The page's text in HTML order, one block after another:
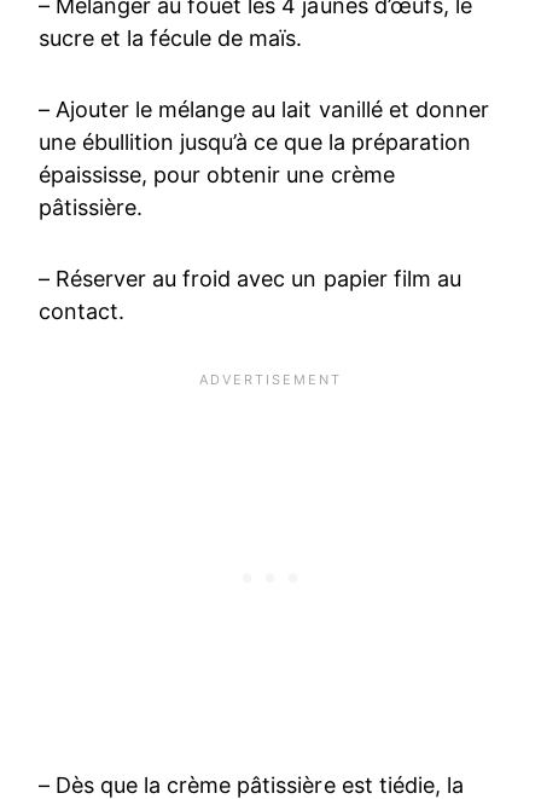
– Mélanger au fouet les 4 jaunes d’œufs, le
sucre et la fécule de maïs.
– Ajouter le mélange au lait vanillé et donner
une ébullition jusqu’à ce que la préparation
épaississe, pour obtenir une crème
pâtissière.
– Réserver au froid avec un papier film au
contact.
– Dès que la crème pâtissière est tiédie, la